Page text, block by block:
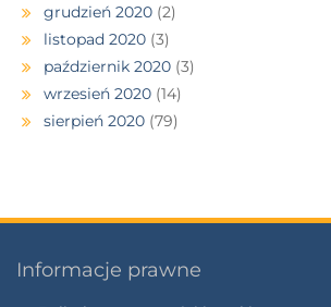
grudzień 2020 (2)
listopad 2020 (3)
październik 2020 (3)
wrzesień 2020 (14)
sierpień 2020 (79)
Informacje prawne